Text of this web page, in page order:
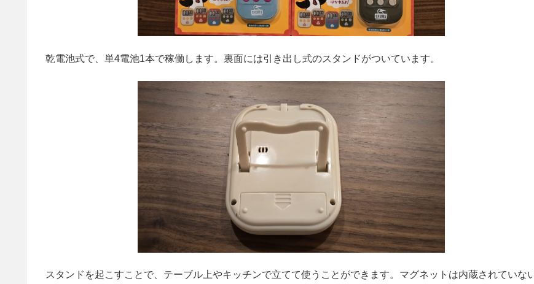
乾電池式で、単4電池1本で稼働します。裏面には引き出し式のスタンドがついています。
スタンドを起こすことで、テーブル上やキッチンで立てて使うことができます。マグネットは内蔵されていな